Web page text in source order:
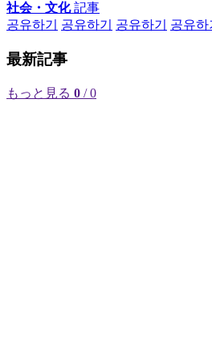
社会・文化記事
공유하기
공유하기 공유하기 공유하
最新記事
もっと見る 0 / 0